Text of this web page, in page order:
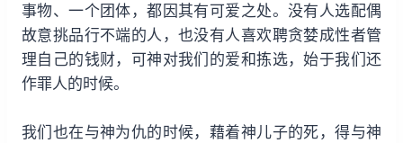
事物、一个团体，都因其有可爱之处。没有人选配偶
故意挑品行不端的人，也没有人喜欢聘贪婪成性者管
理自己的钱财，可神对我们的爱和拣选，始于我们还
作罪人的时候。
我们也在与神为仇的时候，藉着神儿子的死，得与神